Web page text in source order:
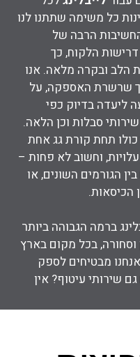
כל משימה שתתנו לנו
הרבה של
הלקוח, כך
הלב ובקרה מלאה.אנו
שרשרת האספקה, על
ליעדה בדיוק כפי
סבלות וכן הלאה.
תחת קורת גג אחת
וחשוב לא פחות –
הגורמים השונים, או
הכיסאות.
ברמה הגבוהה ביותר
וסחורה, בכל מקום בארץ
מבטיחים לספק
שירותי עיטוף? אין